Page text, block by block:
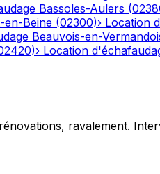
Bassoles-Aulers (
en-Beine (02300)› Location
Beauvois-en-
)› Location
ravalement.